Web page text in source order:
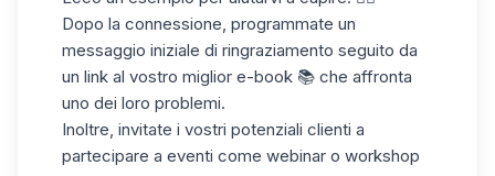
Dopo la connessione, programmate un
messaggio iniziale di ringraziamento seguito da
un link al vostro miglior e-book 📚 che affronta
uno dei loro problemi.
Inoltre, invitate i vostri potenziali clienti a
partecipare a eventi come webinar o workshop